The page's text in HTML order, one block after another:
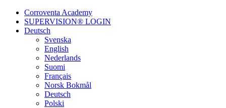
Corroventa Academy
SUPERVISION® LOGIN
Deutsch
Svenska
English
Nederlands
Suomi
Français
Norsk Bokmål
Deutsch
Polski